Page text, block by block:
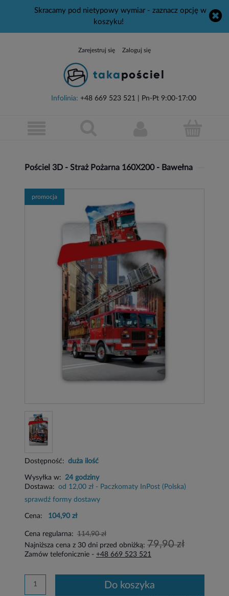
Skracamy pod nietypowy wymiar - zaznacz opcję w
koszyku!
Zarejestruj się Zaloguj się
Infolinia: +48 669 523 521 | Pn-Pt 9:00-17:00
Pościel 3D - Straż Pożarna 160X200 - Bawełna
promocja
Dostępność: duża ilość
Wysyłka w: 24 godziny
Dostawa: od 12,00 zł - Paczkomaty InPost (Polska)
sprawdź formy dostawy
Cena: 104,90 zł
Cena regularna: 114,90 zł
Najniższa cena z 30 dni przed obniżką: 79,90 zł
Zamów telefonicznie - +48 669 523 521
do koszyka